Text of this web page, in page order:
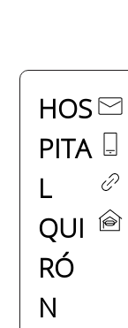
HOS
PITA
L
QUI
RÓ
N